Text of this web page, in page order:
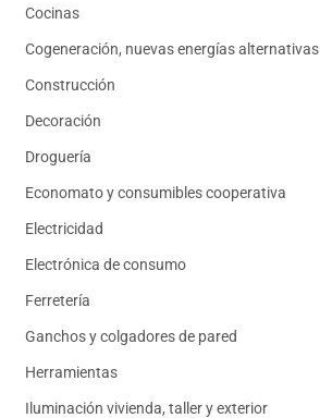
Cocinas
Cogeneración, nuevas energías alternativas
Construcción
Decoración
Droguería
Economato y consumibles cooperativa
Electricidad
Electrónica de consumo
Ferretería
Ganchos y colgadores de pared
Herramientas
Iluminación vivienda, taller y exterior